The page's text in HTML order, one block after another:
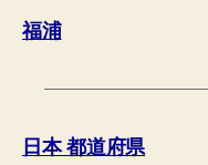
福浦
日本 都道府県